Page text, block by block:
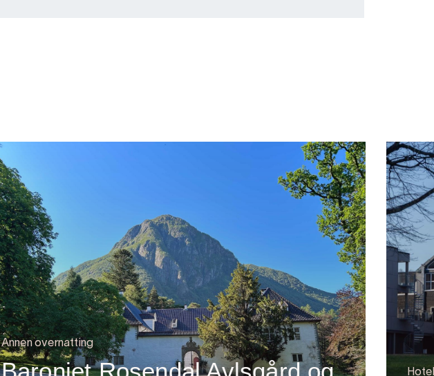
Annen overnatting
Baroniet Rosendal Avlsgård og